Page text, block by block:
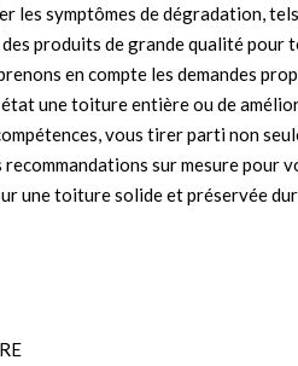
les symptômes de dégradation,
produits de grande qualité
en compte les demandes
une toiture entière ou de
vous tirer parti non
sur mesure pour
une toiture solide et préservée